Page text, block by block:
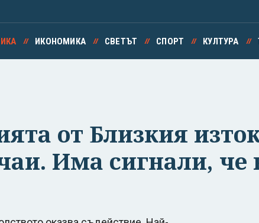
ИКОНОМИКА СВЕТЪТ СПОРТ КУЛТУРА
от Близкия
Има сигнали, че